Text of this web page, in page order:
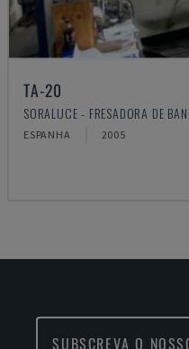
TA-20
SORALUCE - FRESADORA DE
ESPANHA 2005
SUBSCREVA O